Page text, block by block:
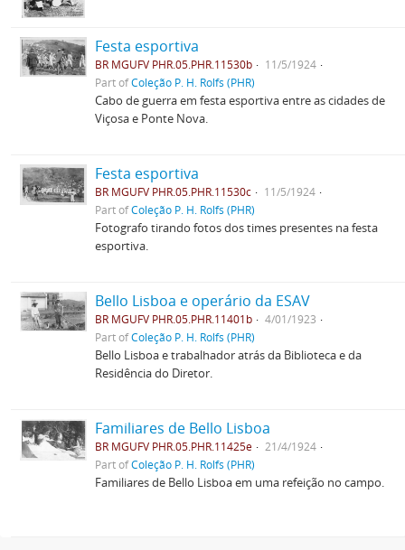
Festa esportiva
BR MGUFV PHR.05.PHR.11530b
11/5/1924
Part ofColeção P. H. Rolfs (PHR)
Cabo de guerra em festa esportiva entre as cidades de
Viçosa e Ponte Nova.
Festa esportiva
BR MGUFV PHR.05.PHR.11530c
11/5/1924
Part ofColeção P. H. Rolfs (PHR)
Fotografo tirando fotos dos times presentes na festa
esportiva.
Bello Lisboa e operário da ESAV
BR MGUFV PHR.05.PHR.11401b
4/01/1923
Part ofColeção P. H. Rolfs (PHR)
Bello Lisboa e trabalhador atrás da Biblioteca e da
Residência do Diretor.
Familiares de Bello Lisboa
BR MGUFV PHR.05.PHR.11425e
21/4/1924
Part ofColeção P. H. Rolfs (PHR)
Familiares de Bello Lisboa em uma refeição no campo.